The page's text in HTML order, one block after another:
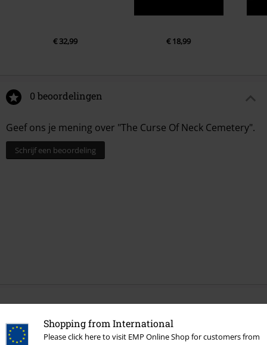
Shopping from International
Please click here to visit EMP Online Shop for customers from
€ 32,99 € 18,99
0 beoordelingen
Geef ons je mening over "The Curse Of Neck Cemetery".
Schrijf een beoordeling
Band Merch Media Vinyl